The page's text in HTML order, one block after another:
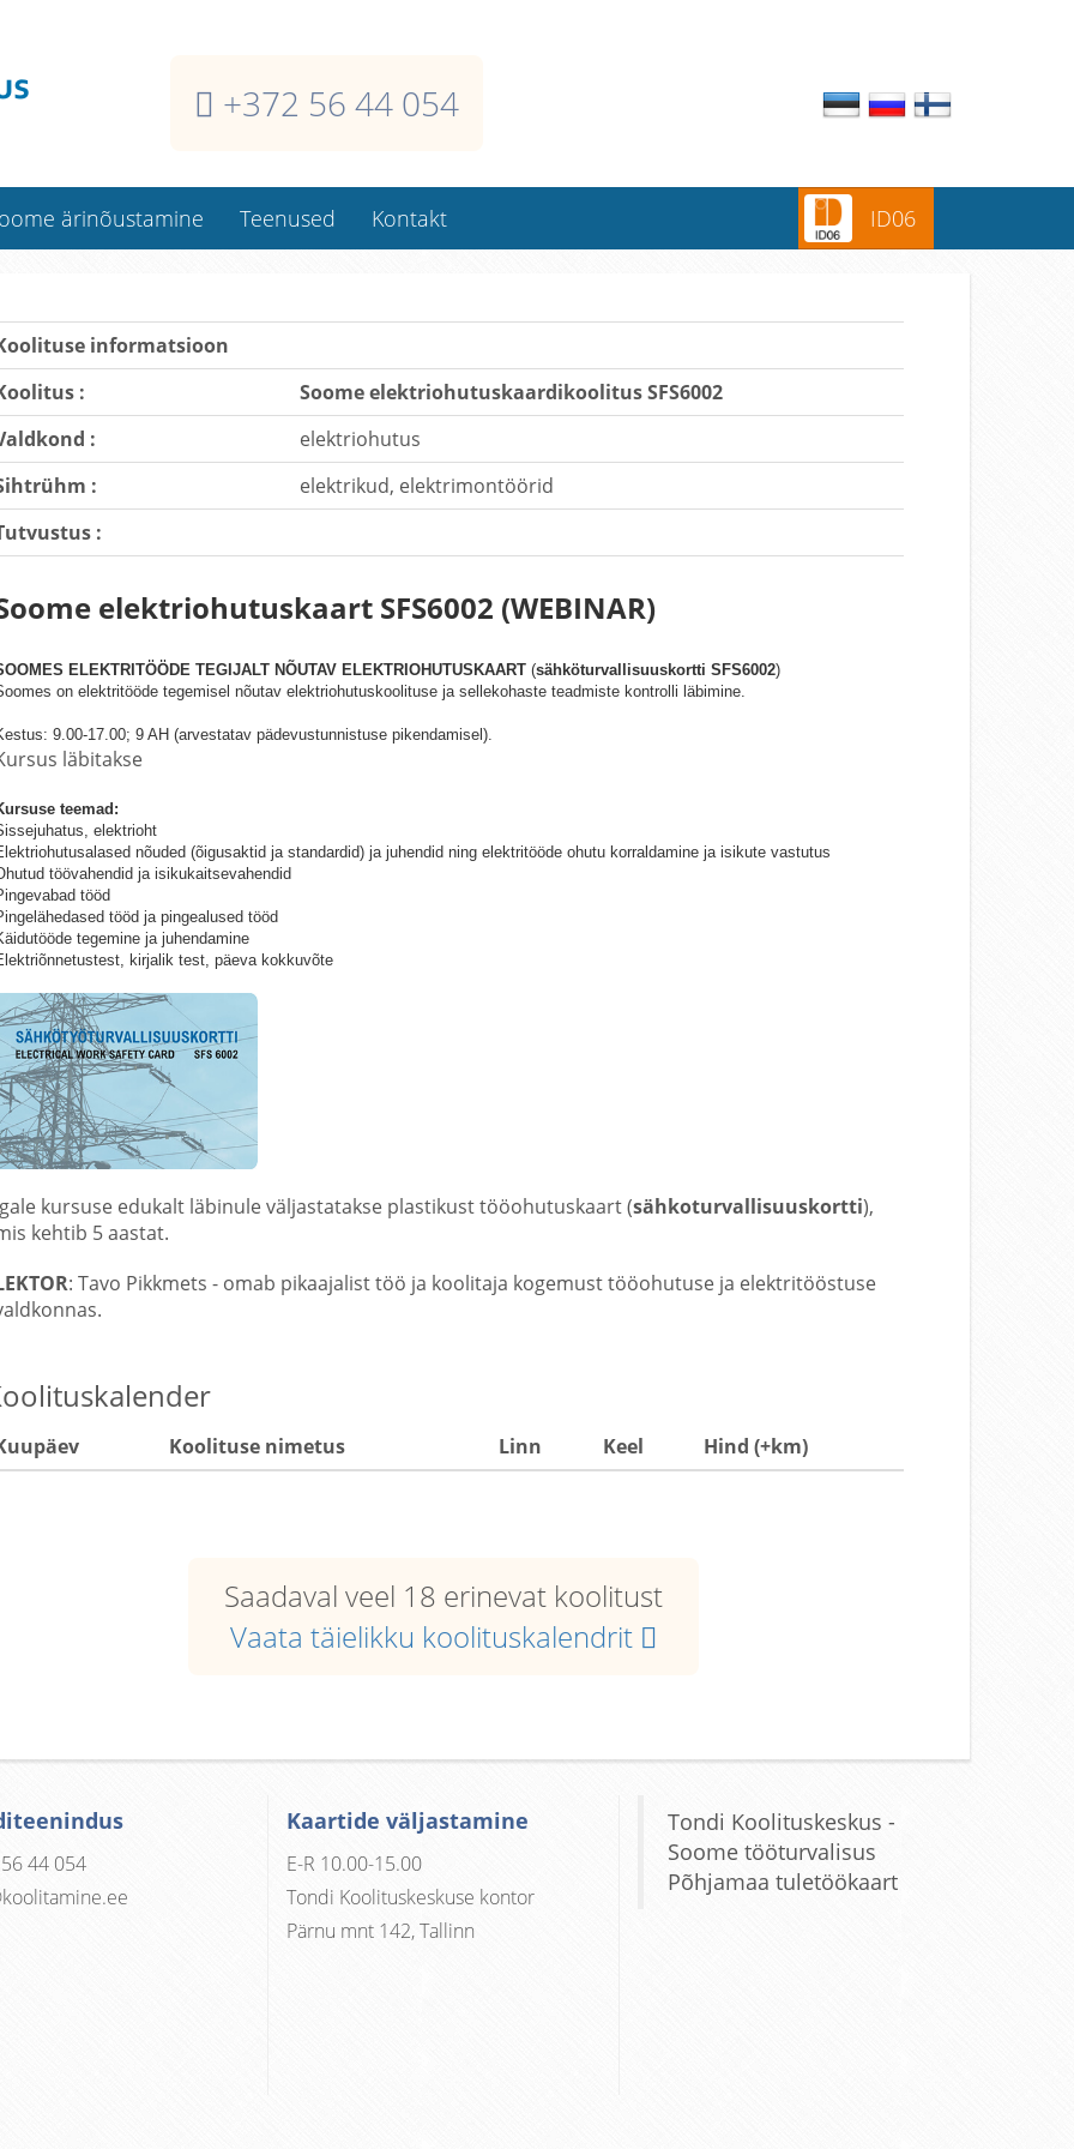
+372 56 44 054
ärinõustamine Teenused
Koolitusklassi rentimine
Kindlustused Soomes
Raamatupidamisteenused
Kontakt ID06
informatsioon
:
Soome elektriohutuskaardikoolitus SFS6002
:
elektriohutus
:
elektrikud, elektrimontöörid
:
elektriohutuskaart SFS6002 (WEBINAR)
ELEKTRITÖÖDE TEGIJALT NÕUTAV ELEKTRIOHUTUSKAART(sähköturvallisuuskortti SFS6002)
on elektritööde tegemisel nõutav elektriohutuskoolituse ja sellekohaste teadmiste kontrolli läbimine.
9.00-17.00; 9 AH (arvestatav pädevustunnistuse pikendamisel).
läbitakse
teemad:
elektrioht
nõuded (õigusaktid ja standardid) ja juhendid ning elektritööde ohutu korraldamine ja isikute vastutus
töövahendid ja isikukaitsevahendid
tööd
tööd ja pingealused tööd
tegemine ja juhendamine
kirjalik test, päeva kokkuvõte
kursuse edukalt läbinule väljastatakse plastikust tööohutuskaart (sähkoturvallisuuskortti),
kehtib 5 aastat.
: Tavo Pikkmets - omab pikaajalist töö ja koolitaja kogemust tööohutuse ja elektritööstuse
Koolituse nimetus Linn Keel Hind (+km)
Saadaval veel 18 erinevat koolitust
Vaata täielikku koolituskalendrit
44 054
Kaartide väljastamine
E-R 10.00-15.00
Tondi Koolituskeskuse kontor
Pärnu mnt 142, Tallinn
Tondi Koolituskeskus -
Soome tööturvalisus
Põhjamaa tuletöökaart